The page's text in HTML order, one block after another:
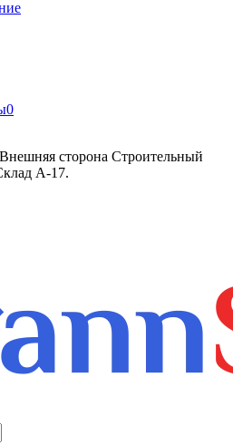
0
сторона Строительный
А-17.